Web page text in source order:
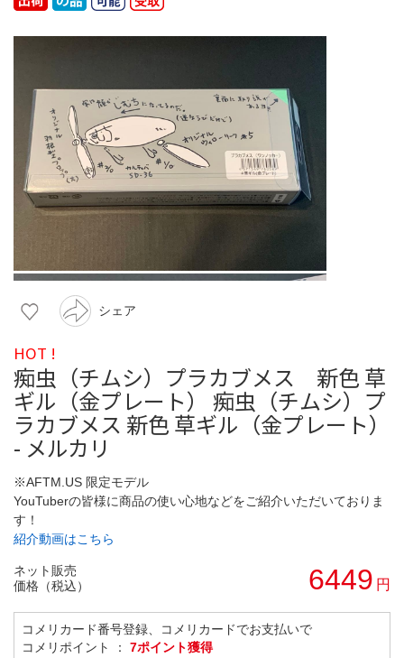
シェア
HOT !
痴虫（チムシ）プラカブメス 新色 草
ギル（金プレート） 痴虫（チムシ）プ
ラカブメス 新色 草ギル（金プレート）
- メルカリ
※AFTM.US 限定モデル
YouTuberの皆様に商品の使い心地などをご紹介いただいておりま
す！
紹介動画はこちら
ネット販売
価格（税込）
6449 円
コメリカード番号登録、コメリカードでお支払いで
コメリポイント ： 7ポイント獲得